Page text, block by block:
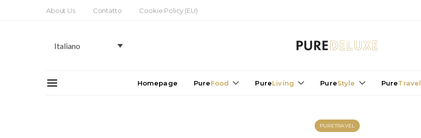
About Us Contatto Cookie Policy (EU)
Italiano
Homepage PureFood PureLiving PureStyle PureTravel
PURETRAVEL